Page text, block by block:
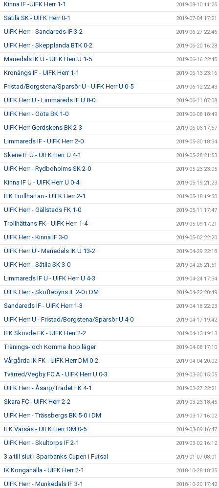
Kinna IF -UIFK Herr 1-1 2019-08-10 11:25
Sätila SK - UIFK Herr 0-1 2019-07-04 17:21
UIFK Herr - Sandareds IF 3-2 2019-06-27 22:46
UIFK Herr - Skepplanda BTK 0-2 2019-06-20 16:28
Mariedals IK U - UIFK Herr U 1-5 2019-06-16 22:45
Kronängs IF - UIFK Herr 1-1 2019-06-13 23:16
Fristad/Borgstena/Sparsör U - UIFK Herr U 0-5 2019-06-12 22:43
UIFK Herr U - Limmareds IF U 8-0 2019-06-11 07:08
UIFK Herr - Göta BK 1-0 2019-06-08 18:49
UIFK Herr Gerdskens BK 2-3 2019-06-03 17:57
Limmareds IF - UIFK Herr 2-0 2019-05-30 18:34
Skene IF U - UIFK Herr U 4-1 2019-05-28 21:53
UIFK Herr - Rydboholms SK 2-0 2019-05-23 23:05
Kinna IF U - UIFK Herr U 0-4 2019-05-19 21:23
IFK Trollhättan - UIFK Herr 2-1 2019-05-18 19:30
UIFK Herr - Gällstads FK 1-0 2019-05-11 17:47
Trollhättans FK - UIFK Herr 1-4 2019-05-09 17:21
UIFK Herr - Kinna IF 3-0 2019-05-02 22:20
UIFK Herr U - Mariedals IK U 13-2 2019-04-29 22:18
UIFK Herr - Sätila SK 3-0 2019-04-26 21:51
Limmareds IF U - UIFK Herr U 4-3 2019-04-24 17:34
UIFK Herr - Skoftebyns IF 2-0 i DM 2019-04-22 20:49
Sandareds IF - UIFK Herr 1-3 2019-04-18 22:23
UIFK Herr U - Fristad/Borgstena/Sparsör U 4-0 2019-04-17 19:42
IFK Skövde FK - UIFK Herr 2-2 2019-04-13 19:13
Tränings- och Komma ihop läger 2019-04-08 17:10
Vårgårda IK FK - UIFK Herr DM 0-2 2019-04-04 20:02
Tvärred/Vegby FC A - UIFK Herr U 0-3 2019-03-30 15:05
UIFK Herr - Åsarp/Trädet FK 4-1 2019-03-27 22:21
Skara FC - UIFK Herr 2-2 2019-03-23 18:45
UIFK Herr - Trässbergs BK 5-0 i DM 2019-03-17 16:02
IFK Värsås - UIFK Herr DM 0-5 2019-03-09 16:47
UIFK Herr - Skultorps IF 2-1 2019-03-02 16:12
3:a till slut i Sparbanks Cupen i Futsal 2019-01-07 08:01
IK Kongahälla - UIFK Herr 2-1 2018-10-28 18:35
UIFK Herr - Munkedals IF 3-1 2018-10-20 17:42